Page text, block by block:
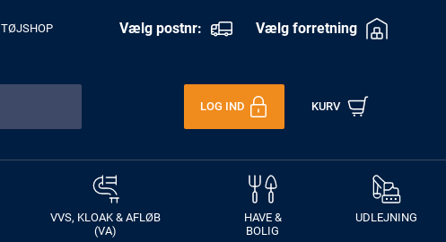
TØJSHOP Vælg postnr: Vælg forretning
LOG IND KURV
VVS, KLOAK & AFLØB
(VA)
HAVE &
BOLIG
UDLEJNING